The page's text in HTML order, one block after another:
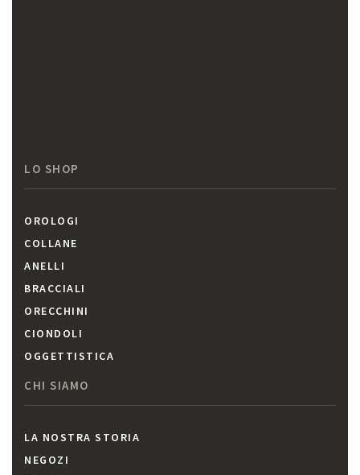
LO SHOP
OROLOGI
COLLANE
ANELLI
BRACCIALI
ORECCHINI
CIONDOLI
OGGETTISTICA
CHI SIAMO
LA NOSTRA STORIA
NEGOZI